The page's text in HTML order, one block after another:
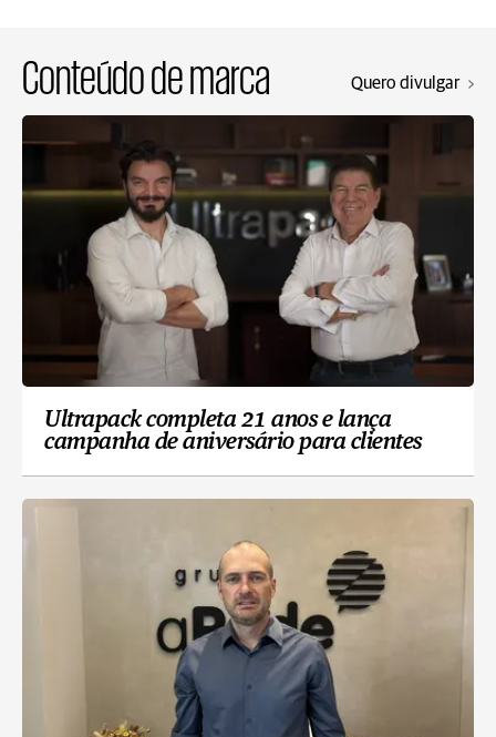
Conteúdo de marca Quero divulgar
Ultrapack completa 21 anos e lança
campanha de aniversário para clientes